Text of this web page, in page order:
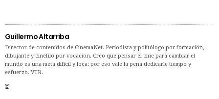
Guillermo Altarriba
Director de contenidos de CinemaNet. Periodista y politólogo por formación,
dibujante y cinéfilo por vocación. Creo que pensar el cine para cambiar el
mundo es una meta difícil y loca: por eso vale la pena dedicarle tiempo y
esfuerzo. VTR.